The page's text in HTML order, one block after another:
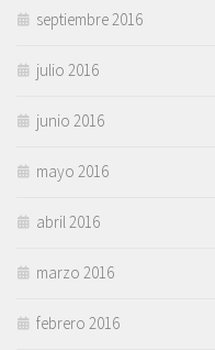
septiembre 2016
julio 2016
junio 2016
mayo 2016
abril 2016
marzo 2016
febrero 2016